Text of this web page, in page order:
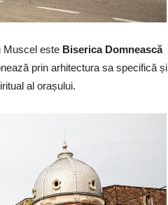
Muscel este Biserica Domnească
prin arhitectura sa specifică și
al orașului.